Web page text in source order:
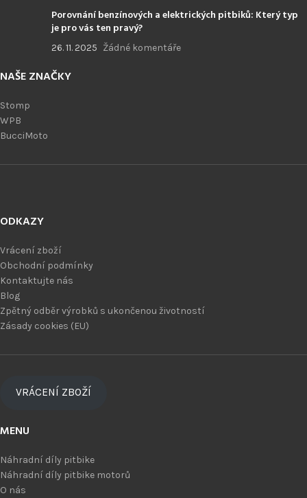
Porovnání benzínových a elektrických pitbiků: Který typ
je pro vás ten pravý?
26. 11. 2025 Žádné komentáře
NAŠE ZNAČKY
Stomp
WPB
BucciMoto
ODKAZY
Vrácení zboží
Obchodní podmínky
Kontaktujte nás
Blog
Zpětný odběr výrobků s ukončenou životností
Zásady cookies (EU)
VRÁCENÍ ZBOŽÍ
MENU
Náhradní díly pitbike
Náhradní díly pitbike motorů
O nás